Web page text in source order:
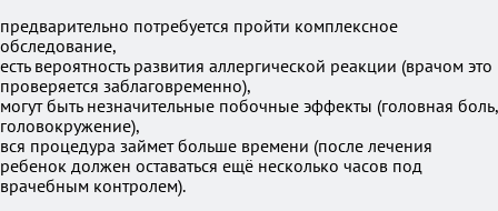
предварительно потребуется пройти комплексное
обследование,
есть вероятность развития аллергической реакции (врачом это
проверяется заблаговременно),
могут быть незначительные побочные эффекты (головная боль,
головокружение),
вся процедура займет больше времени (после лечения
ребенок должен оставаться ещё несколько часов под
врачебным контролем).